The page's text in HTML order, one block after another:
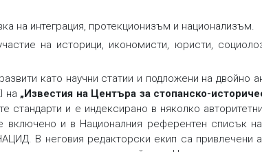
на интеграция, протекционизъм и национализъм.
на историци, икономисти, юристи,
като научни статии и подложени на двойно
на „Известия на Центъра за стопанско-
и е индексирано в няколко
включено и в Националния референтен списък
В неговия редакторски екип са привлечени